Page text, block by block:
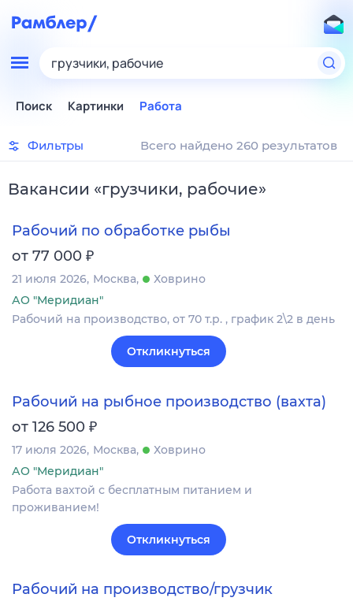
грузчики, рабочие
Поиск Картинки Работа
Фильтры Всего найдено 260 результатов
Вакансии «грузчики, рабочие»
Рабочий по обработке рыбы
от 77 000 ₽
21 июля 2026 Москва
Ховрино
АО "Меридиан"
Рабочий на производство, от 70 т.р. , график 2\2 в день
Откликнуться
Рабочий на рыбное производство (вахта)
от 126 500 ₽
17 июля 2026 Москва
Ховрино
АО "Меридиан"
Работа вахтой с бесплатным питанием и
проживанием!
Откликнуться
Рабочий на производство/грузчик